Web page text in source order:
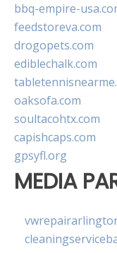
bbq-empire-
feedstoreva.com
drogopets.com
ediblechalk.com
oaksofa.com
soultacohtx.com
capishcaps.com
gpsyfl.org
MEDIA